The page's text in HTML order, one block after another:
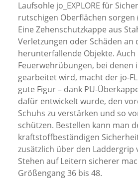
Laufsohle jo_EXPLORE für
rutschigen Oberflächen sorgen
Eine Zehenschutzkappe aus
Verletzungen oder Schäden an
herunterfallende Objekte. Auch
Feuerwehrübungen, bei denen
gearbeitet wird, macht der jo-
gute Figur – dank PU-
dafür entwickelt wurde, den
Schuhs zu verstärken und so
schützen. Bestellen kann man
kraftstoffbeständigen
zusätzlich über den Laddergrip
Stehen auf Leitern sicherer
Größengang 36 bis 48.